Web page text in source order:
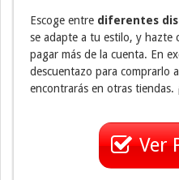
Escoge entre diferentes
se adapte a tu estilo, y hazte
pagar más de la cuenta. En
descuentazo para comprarlo
encontrarás en otras tiendas.
Ver